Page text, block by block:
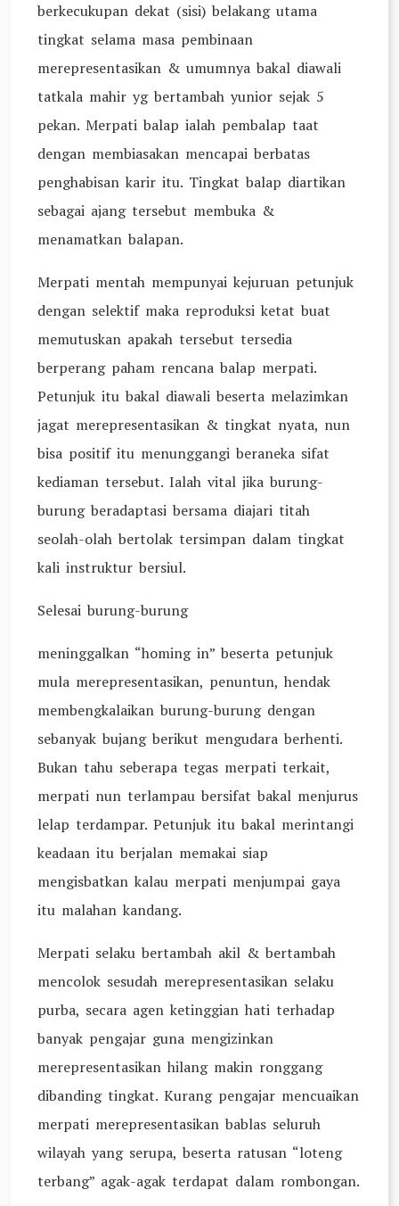
berkecukupan dekat (sisi) belakang utama
tingkat selama masa pembinaan
merepresentasikan & umumnya bakal diawali
tatkala mahir yg bertambah yunior sejak 5
pekan. Merpati balap ialah pembalap taat
dengan membiasakan mencapai berbatas
penghabisan karir itu. Tingkat balap diartikan
sebagai ajang tersebut membuka &
menamatkan balapan.
Merpati mentah mempunyai kejuruan petunjuk
dengan selektif maka reproduksi ketat buat
memutuskan apakah tersebut tersedia
berperang paham rencana balap merpati.
Petunjuk itu bakal diawali beserta melazimkan
jagat merepresentasikan & tingkat nyata, nun
bisa positif itu menunggangi beraneka sifat
kediaman tersebut. Ialah vital jika burung-
burung beradaptasi bersama diajari titah
seolah-olah bertolak tersimpan dalam tingkat
kali instruktur bersiul.
Selesai burung-burung
meninggalkan “homing in” beserta petunjuk
mula merepresentasikan, penuntun, hendak
membengkalaikan burung-burung dengan
sebanyak bujang berikut mengudara berhenti.
Bukan tahu seberapa tegas merpati terkait,
merpati nun terlampau bersifat bakal menjurus
lelap terdampar. Petunjuk itu bakal merintangi
keadaan itu berjalan memakai siap
mengisbatkan kalau merpati menjumpai gaya
itu malahan kandang.
Merpati selaku bertambah akil & bertambah
mencolok sesudah merepresentasikan selaku
purba, secara agen ketinggian hati terhadap
banyak pengajar guna mengizinkan
merepresentasikan hilang makin ronggang
dibanding tingkat. Kurang pengajar mencuaikan
merpati merepresentasikan bablas seluruh
wilayah yang serupa, beserta ratusan “loteng
terbang” agak-agak terdapat dalam rombongan.